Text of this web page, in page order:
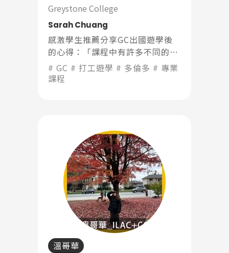
Greystone College
Sarah Chuang
感激學生推薦分享GC出國遊學後
的心得：「課程中有許多不同的報
告，大部分是小組分工合作，主要
目的就是跟同學溝通」
GC 打工遊學 多倫多
專業
課程
溫哥華